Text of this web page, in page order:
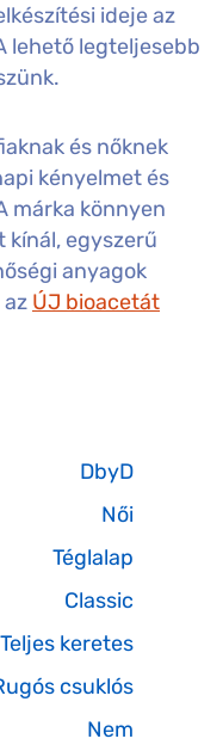
ideje az
lehető legteljesebb
és nőknek
kényelmet és
márka könnyen
kínál, egyszerű
anyagok
ÚJ bioacetát
DbyD
Női
Téglalap
Classic
Teljes keretes
csuklós
Nem